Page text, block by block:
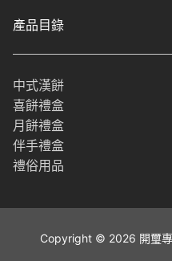
產品目錄
中式漢餅
喜餅禮盒
月餅禮盒
伴手禮盒
禮俗用品
Copyright © 2026 開璽